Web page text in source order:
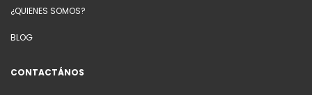
¿QUIENES SOMOS?
BLOG
CONTACTÁNOS